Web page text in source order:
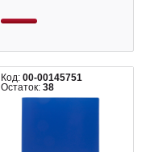
Код:00-00145751
Остаток:38